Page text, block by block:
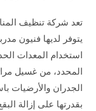
تعد شركة تنظيف
يتوفر لديها فنيون
استخدام المعدات
المحدد، من غسيل
الجدران والأرضيات
بقدرتها على إزالة